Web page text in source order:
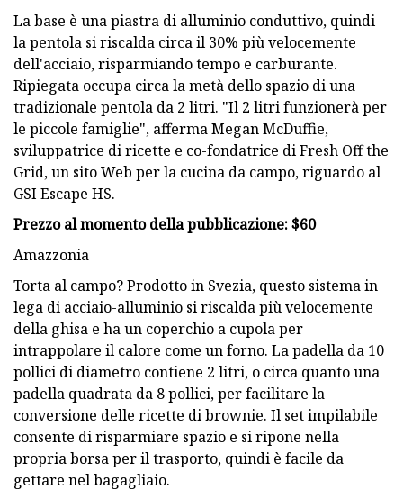
La base è una piastra di alluminio conduttivo, quindi
la pentola si riscalda circa il 30% più velocemente
dell'acciaio, risparmiando tempo e carburante.
Ripiegata occupa circa la metà dello spazio di una
tradizionale pentola da 2 litri. "Il 2 litri funzionerà per
le piccole famiglie", afferma Megan McDuffie,
sviluppatrice di ricette e co-fondatrice di Fresh Off the
Grid, un sito Web per la cucina da campo, riguardo al
GSI Escape HS.
Prezzo al momento della pubblicazione: $60
Amazzonia
Torta al campo? Prodotto in Svezia, questo sistema in
lega di acciaio-alluminio si riscalda più velocemente
della ghisa e ha un coperchio a cupola per
intrappolare il calore come un forno. La padella da 10
pollici di diametro contiene 2 litri, o circa quanto una
padella quadrata da 8 pollici, per facilitare la
conversione delle ricette di brownie. Il set impilabile
consente di risparmiare spazio e si ripone nella
propria borsa per il trasporto, quindi è facile da
gettare nel bagagliaio.